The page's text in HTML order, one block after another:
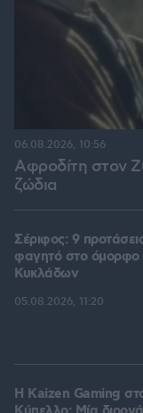
Αφροδίτη στον
ζώδια
06.08.2026, 10:56
Σέριφος: 9
φαγητό στο όμορφο
Κυκλάδων
05.08.2026, 11:20
H Kaizen Gaming